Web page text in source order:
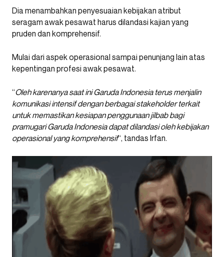
Dia menambahkan penyesuaian kebijakan atribut
seragam awak pesawat harus dilandasi kajian yang
pruden dan komprehensif.
Mulai dari aspek operasional sampai penunjang lain atas
kepentingan profesi awak pesawat.
“Oleh karenanya saat ini Garuda Indonesia terus menjalin
komunikasi intensif dengan berbagai stakeholder terkait
untuk memastikan kesiapan penggunaan jilbab bagi
pramugari Garuda Indonesia dapat dilandasi oleh kebijakan
operasional yang komprehensif“, tandas Irfan.